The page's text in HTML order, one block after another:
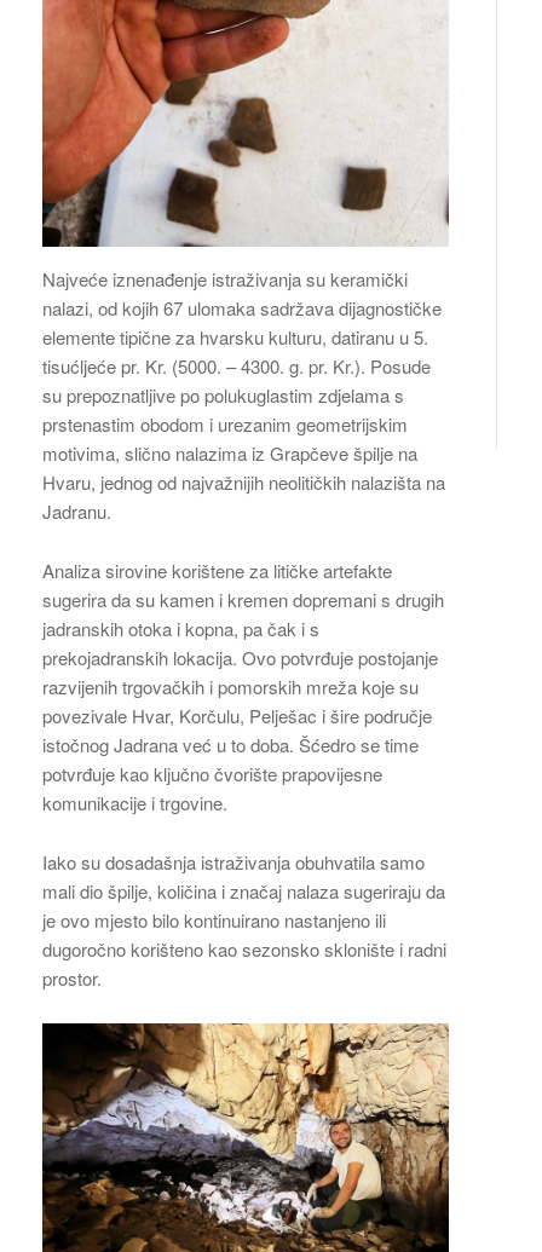
Najveće iznenađenje istraživanja su keramički
nalazi, od kojih 67 ulomaka sadržava dijagnostičke
elemente tipične za hvarsku kulturu, datiranu u 5.
tisućljeće pr. Kr. (5000. – 4300. g. pr. Kr.). Posude
su prepoznatljive po polukuglastim zdjelama s
prstenastim obodom i urezanim geometrijskim
motivima, slično nalazima iz Grapčeve špilje na
Hvaru, jednog od najvažnijih neolitičkih nalazišta na
Jadranu.
Analiza sirovine korištene za litičke artefakte
sugerira da su kamen i kremen dopremani s drugih
jadranskih otoka i kopna, pa čak i s
prekojadranskih lokacija. Ovo potvrđuje postojanje
razvijenih trgovačkih i pomorskih mreža koje su
povezivale Hvar, Korčulu, Pelješac i šire područje
istočnog Jadrana već u to doba. Šćedro se time
potvrđuje kao ključno čvorište prapovijesne
komunikacije i trgovine.
Iako su dosadašnja istraživanja obuhvatila samo
mali dio špilje, količina i značaj nalaza sugeriraju da
je ovo mjesto bilo kontinuirano nastanjeno ili
dugoročno korišteno kao sezonsko sklonište i radni
prostor.